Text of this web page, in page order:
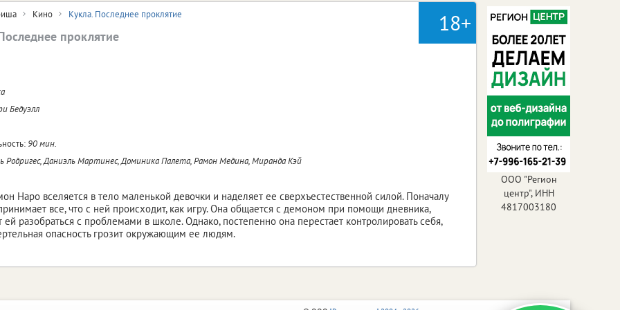
18+
Кино Кукла. Последнее проклятие
проклятие
Бедуэлл
90 мин.
Родригес, Даниэль Мартинес, Доминика Палета, Рамон Медина, Миранда Кэй
Наро вселяется в тело маленькой девочки и наделяет ее сверхъестественной силой. Поначалу
все, что с ней происходит, как игру. Она общается с демоном при помощи дневника,
ей разобраться с проблемами в школе. Однако, постепенно она перестает контролировать себя,
опасность грозит окружающим ее людям.
ООО "Регион
центр", ИНН
4817003180